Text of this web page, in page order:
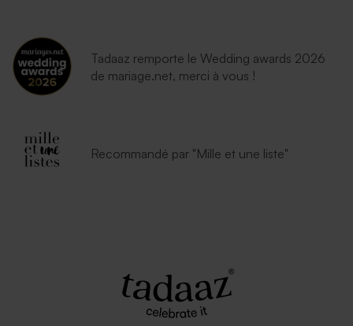
Enveloppe naissance rouille
petit format
Tadaaz remporte le Wedding awards 2026
de mariage.net, merci à vous !
Recommandé par "Mille et une liste"